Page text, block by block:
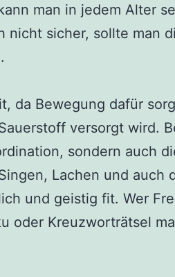
man in jedem Alter
nicht sicher, sollte man
da Bewegung dafür
versorgt wird.
sondern auch
Lachen und auch
und geistig fit. Wer
oder Kreuzworträtsel